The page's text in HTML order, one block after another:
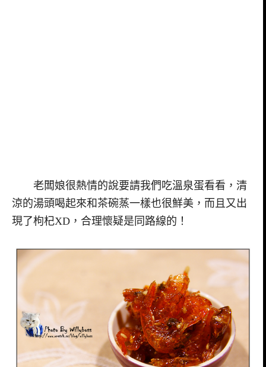
老闆娘很熱情的說要請我們吃溫泉蛋看看，清
涼的湯頭喝起來和茶碗蒸一樣也很鮮美，而且又出
現了枸杞XD，合理懷疑是同路線的！